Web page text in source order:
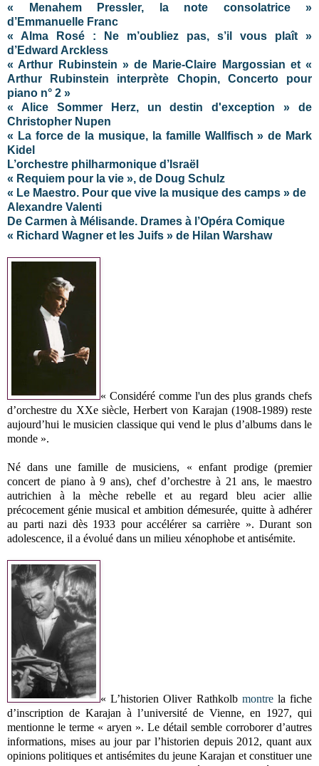
« Menahem Pressler, la note consolatrice »
d’Emmanuelle Franc
« Alma Rosé : Ne m’oubliez pas, s’il vous plaît »
d’Edward Arckless
« Arthur Rubinstein » de Marie-Claire Margossian et «
Arthur Rubinstein interprète Chopin, Concerto pour
piano n° 2 »
« Alice Sommer Herz, un destin d'exception » de
Christopher Nupen
« La force de la musique, la famille Wallfisch » de Mark
Kidel
L’orchestre philharmonique d’Israël
« Requiem pour la vie », de Doug Schulz
« Le Maestro. Pour que vive la musique des camps » de
Alexandre Valenti
De Carmen à Mélisande. Drames à l’Opéra Comique
« Richard Wagner et les Juifs » de Hilan Warshaw
« Considéré comme l'un des plus grands chefs
d’orchestre du XXe siècle, Herbert von Karajan (1908-1989) reste
aujourd’hui le musicien classique qui vend le plus d’albums dans le
monde ».
Né dans une famille de musiciens, « enfant prodige (premier
concert de piano à 9 ans), chef d’orchestre à 21 ans, le maestro
autrichien à la mèche rebelle et au regard bleu acier allie
précocement génie musical et ambition démesurée, quitte à adhérer
au parti nazi dès 1933 pour accélérer sa carrière ». Durant son
adolescence, il a évolué dans un milieu xénophobe et antisémite.
« L’historien Oliver Rathkolb montrela fiche
d’inscription de Karajan à l’université de Vienne, en 1927, qui
mentionne le terme « aryen ». Le détail semble corroborer d’autres
informations, mises au jour par l’historien depuis 2012, quant aux
opinions politiques et antisémites du jeune Karajan et constituer une